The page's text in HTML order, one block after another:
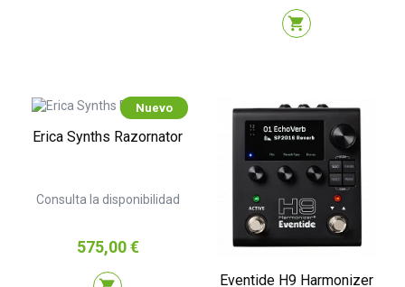
shopping_cart
Nuevo
Erica Synths Razornator
Consulta la disponibilidad
Precio
575,00 €
Eventide H9 Harmonizer